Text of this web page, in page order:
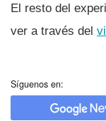
El resto del
ver a través del
Síguenos en: